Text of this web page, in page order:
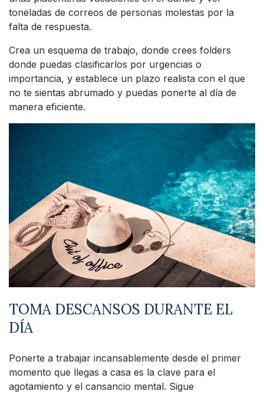
toneladas de correos de personas molestas por la
falta de respuesta.
Crea un esquema de trabajo, donde crees folders
donde puedas clasificarlos por urgencias o
importancia, y establece un plazo realista con el que
no te sientas abrumado y puedas ponerte al día de
manera eficiente.
TOMA DESCANSOS DURANTE EL
DÍA
Ponerte a trabajar incansablemente desde el primer
momento que llegas a casa es la clave para el
agotamiento y el cansancio mental. Sigue